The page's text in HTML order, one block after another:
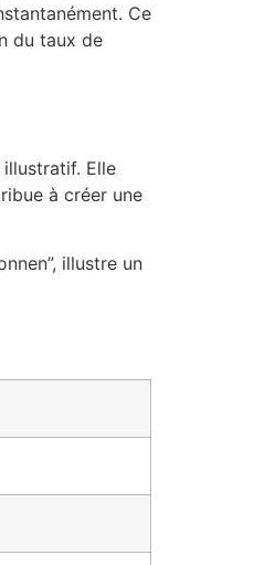
Ce
du taux de
Elle
à créer une
illustre un